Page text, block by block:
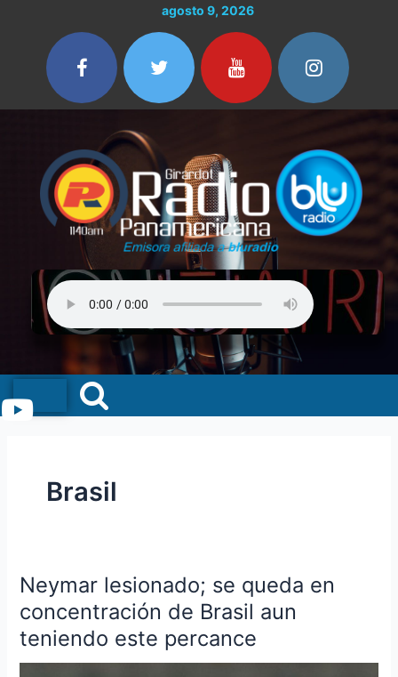
contenido
agosto 9, 2026
Menu
Brasil
Neymar lesionado; se queda en
concentración de Brasil aun
teniendo este percance
Neymar
se
queda
en